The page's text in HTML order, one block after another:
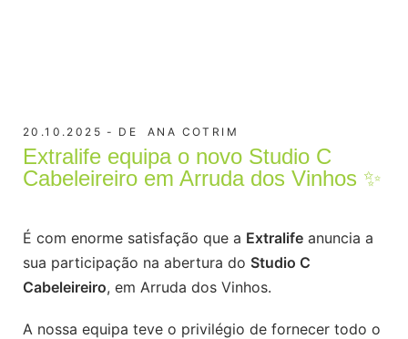
20.10.2025 DEANA COTRIM
Extralife equipa o novo Studio C
Cabeleireiro em Arruda dos Vinhos ✨
É com enorme satisfação que a Extralife anuncia a
sua participação na abertura do Studio C
Cabeleireiro, em Arruda dos Vinhos.
A nossa equipa teve o privilégio de fornecer todo o